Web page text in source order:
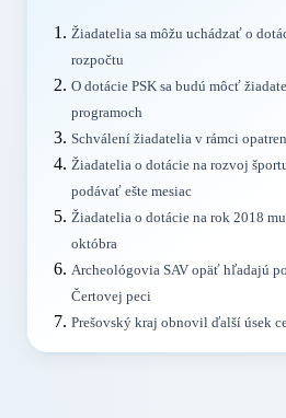
Žiadatelia sa môžu uchádzať o
rozpočtu
O dotácie PSK sa budú môcť
programoch
Schválení žiadatelia v rámci
Žiadatelia o dotácie na rozvoj
podávať ešte mesiac
Žiadatelia o dotácie na rok 2018
októbra
Archeológovia SAV opäť hľadajú
Čertovej peci
Prešovský kraj obnovil ďalší úsek